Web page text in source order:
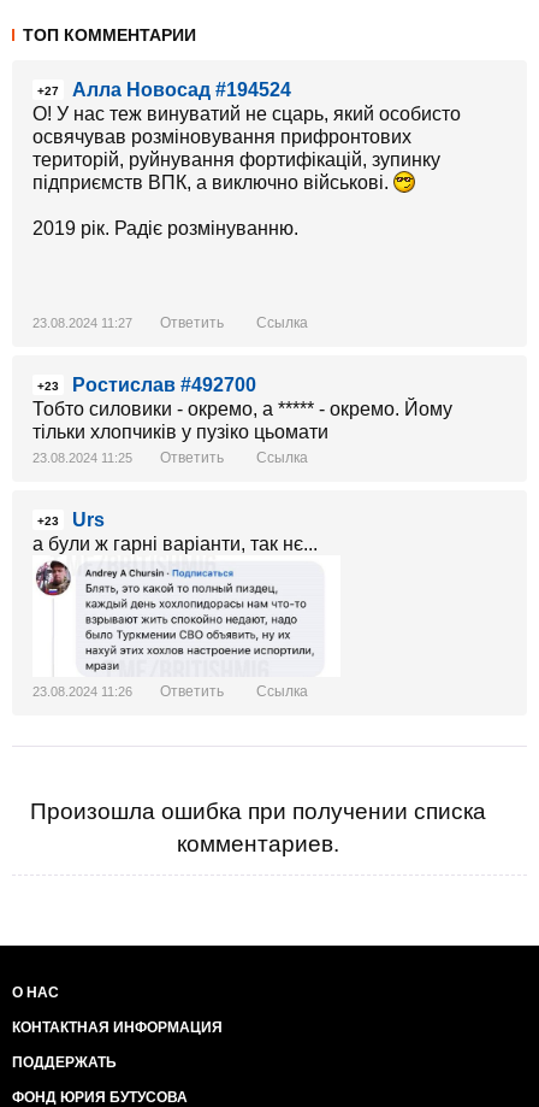
ТОП КОММЕНТАРИИ
+27
Алла Новосад #194524
О! У нас теж винуватий не сцарь, який особисто
освячував розміновування прифронтових
територій, руйнування фортифікацій, зупинку
підприємств ВПК, а виключно військові.
2019 рік. Радіє розмінуванню.
23.08.2024 11:27 Ответить Ссылка
+23
Ростислав #492700
Тобто силовики - окремо, а ***** - окремо. Йому
тільки хлопчиків у пузіко цьомати
23.08.2024 11:25 Ответить Ссылка
+23
Urs
а були ж гарні варіанти, так нє...
23.08.2024 11:26 Ответить Ссылка
Произошла ошибка при получении списка
комментариев.
О НАС
КОНТАКТНАЯ ИНФОРМАЦИЯ
ПОДДЕРЖАТЬ
ФОНД ЮРИЯ БУТУСОВА